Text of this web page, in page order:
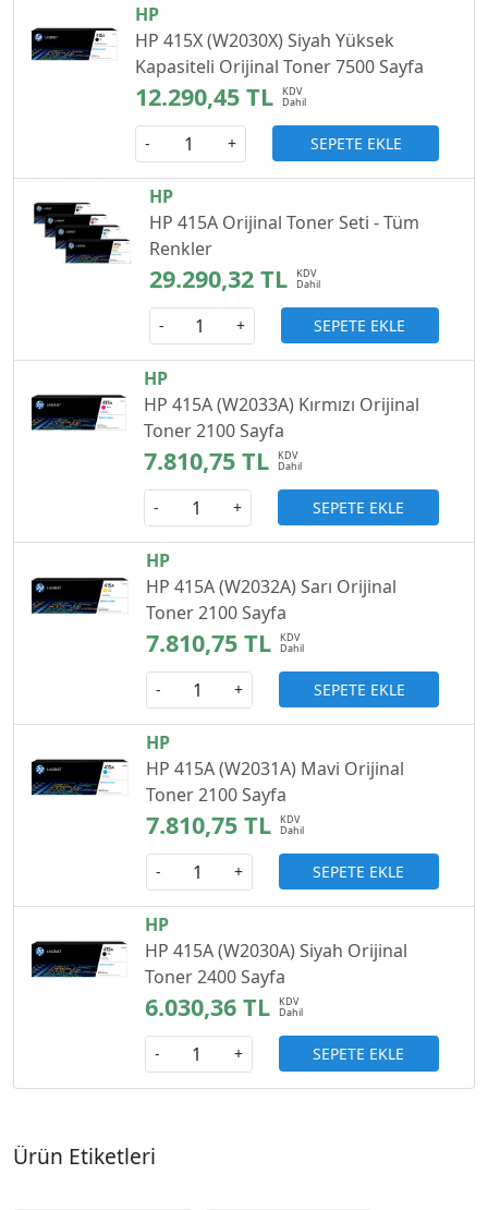
HP
HP 415X (W2030X) Siyah Yüksek
Kapasiteli Orijinal Toner 7500 Sayfa
12.290,45 TL
- + SEPETE EKLE
HP
HP 415A Orijinal Toner Seti - Tüm
Renkler
29.290,32 TL
- + SEPETE EKLE
HP
HP 415A (W2033A) Kırmızı Orijinal
Toner 2100 Sayfa
7.810,75 TL
- + SEPETE EKLE
HP
HP 415A (W2032A) Sarı Orijinal
Toner 2100 Sayfa
7.810,75 TL
- + SEPETE EKLE
HP
HP 415A (W2031A) Mavi Orijinal
Toner 2100 Sayfa
7.810,75 TL
- + SEPETE EKLE
HP
HP 415A (W2030A) Siyah Orijinal
Toner 2400 Sayfa
6.030,36 TL
- + SEPETE EKLE
Ürün Etiketleri